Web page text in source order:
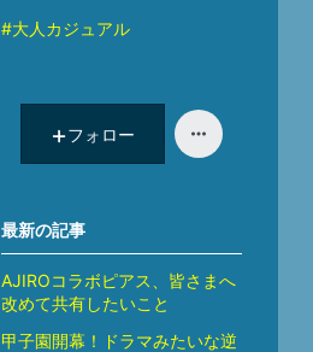
#大人カジュアル
フォロー
最新の記事
AJIROコラボピアス、皆さまへ
改めて共有したいこと
甲子園開幕！ドラマみたいな逆